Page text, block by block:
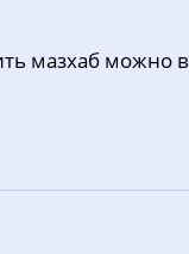
мазхаб можно в